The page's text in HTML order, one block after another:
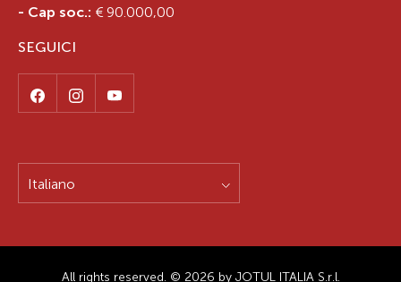
- Cap soc.: € 90.000,00
SEGUICI
Italiano
All rights reserved. © 2026 by JOTUL ITALIA S.r.l.